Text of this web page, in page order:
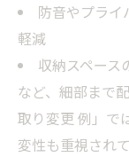
防音やプライ
軽減
収納スペース
など、細部まで
取り変更 例」で
変性も重視されて